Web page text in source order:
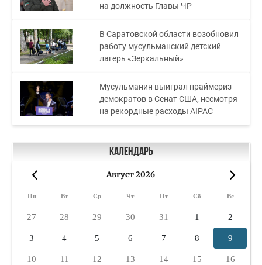
на должность Главы ЧР
В Саратовской области возобновил
работу мусульманский детский
лагерь «Зеркальный»
Мусульманин выиграл праймериз
демократов в Сенат США, несмотря
на рекордные расходы AIPAC
Календарь
Август 2026
Пн Вт Ср Чт Пт Сб Вс
27 28 29 30 31 1 2
3 4 5 6 7 8 9
10 11 12 13 14 15 16